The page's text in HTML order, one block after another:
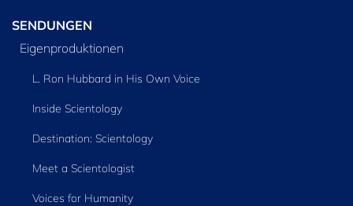
SENDUNGEN
Eigenproduktionen
L. Ron Hubbard in His Own Voice
Inside Scientology
Destination: Scientology
Meet a Scientologist
Voices for Humanity